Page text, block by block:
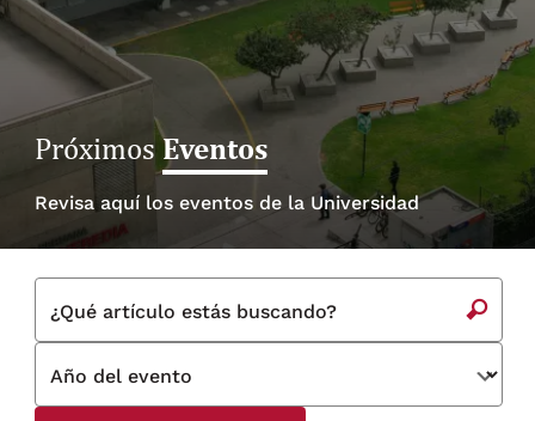
PróximosEventos
Revisa aquí los eventos de la Universidad
¿Qué artículo estás buscando?
Año del evento